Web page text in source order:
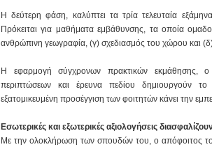
Η δεύτερη φάση, καλύπτει τα τρία τελευταία
Πρόκειται για μαθήματα εμβάθυνσης, τα οποία
ανθρώπινη γεωγραφία, (γ) σχεδιασμός του χώρου και
Η εφαρμογή σύγχρονων πρακτικών εκμάθησης, ο
περιπτώσεων και έρευνα πεδίου δημιουργούν
εξατομικευμένη προσέγγιση των φοιτητών κάνει την
Εσωτερικές και εξωτερικές αξιολογήσεις
Με την ολοκλήρωση των σπουδών του, ο απόφοιτος